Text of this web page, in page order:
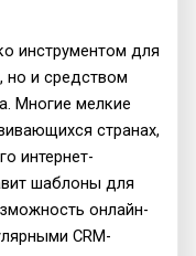
инструментом для
и средством
Многие мелкие
странах,
интернет-
шаблоны для
онлайн-
CRM-